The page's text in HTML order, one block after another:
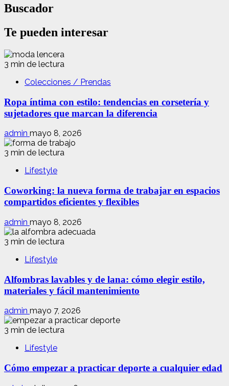
Buscador
Te pueden interesar
3 min de lectura
Colecciones / Prendas
Ropa íntima con estilo: tendencias en corsetería y
sujetadores que marcan la diferencia
admin mayo 8, 2026
3 min de lectura
Lifestyle
Coworking: la nueva forma de trabajar en espacios
compartidos eficientes y flexibles
admin mayo 8, 2026
3 min de lectura
Lifestyle
Alfombras lavables y de lana: cómo elegir estilo,
materiales y fácil mantenimiento
admin mayo 7, 2026
3 min de lectura
Lifestyle
Cómo empezar a practicar deporte a cualquier edad